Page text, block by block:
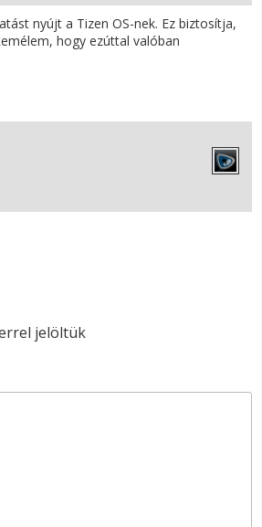
nyújt a Tizen OS-nek. Ez biztosítja,
hogy ezúttal valóban
jelöltük